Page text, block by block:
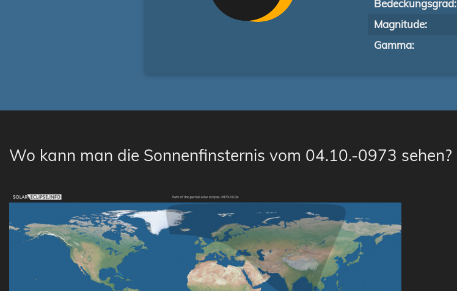
Bedeckungsgrad:
Magnitude:
Gamma:
Wo kann man die Sonnenfinsternis vom 04.10.-0973 sehen?